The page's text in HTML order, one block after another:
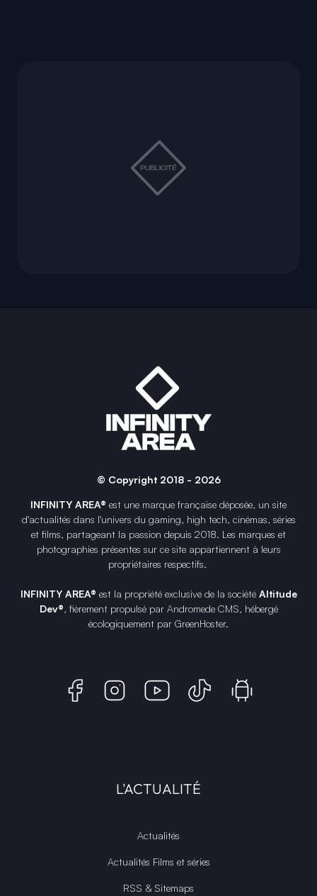
© Copyright 2018 - 2026
INFINITY AREA® est une marque française déposée, un site
d'actualités dans l'univers du gaming, high tech, cinémas, séries
et films, partageant la passion depuis 2018. Les marques et
photographies présentes sur ce site appartiennent à leurs
propriétaires respectifs.
INFINITY AREA® est la propriété exclusive de la société Altitude
Dev®, fièrement propulsé par Andromede CMS, hébergé
écologiquement par GreenHoster.
L'ACTUALITÉ
Actualités
Actualités Films et séries
RSS & Sitemaps